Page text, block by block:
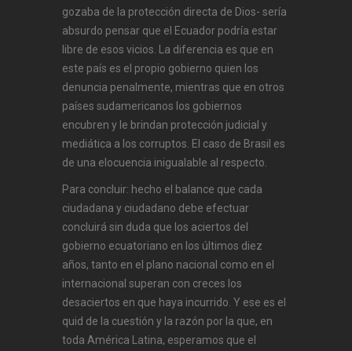
gozaba de la protección directa de Dios- sería
absurdo pensar que el Ecuador podría estar
libre de esos vicios. La diferencia es que en
este país es el propio gobierno quien los
denuncia penalmente, mientras que en otros
países sudamericanos los gobiernos
encubren y le brindan protección judicial y
mediática a los corruptos. El caso de Brasil es
de una elocuencia inigualable al respecto.
Para concluir: hecho el balance que cada
ciudadana y ciudadano debe efectuar
concluirá sin duda que los aciertos del
gobierno ecuatoriano en los últimos diez
años, tanto en el plano nacional como en el
internacional superan con creces los
desaciertos en que haya incurrido. Y ese es el
quid de la cuestión y la razón por la que, en
toda América Latina, esperamos que el